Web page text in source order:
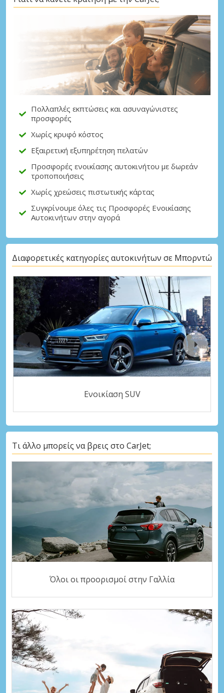
Πολλαπλές εκπτώσεις και ασυναγώνιστες
προσφορές
Χωρίς κρυφό κόστος
Εξαιρετική εξυπηρέτηση πελατών
Προσφορές ενοικίασης αυτοκινήτου με δωρεάν
τροποποιήσεις
Χωρίς χρεώσεις πιστωτικής κάρτας
Συγκρίνουμε όλες τις Προσφορές Ενοικίασης
Αυτοκινήτων στην αγορά
Διαφορετικές κατηγορίες αυτοκινήτων σε Μπορντώ
Ενοικίαση SUV
Τι άλλο μπορείς να βρεις στο CarJet;
Όλοι οι προορισμοί στην Γαλλία